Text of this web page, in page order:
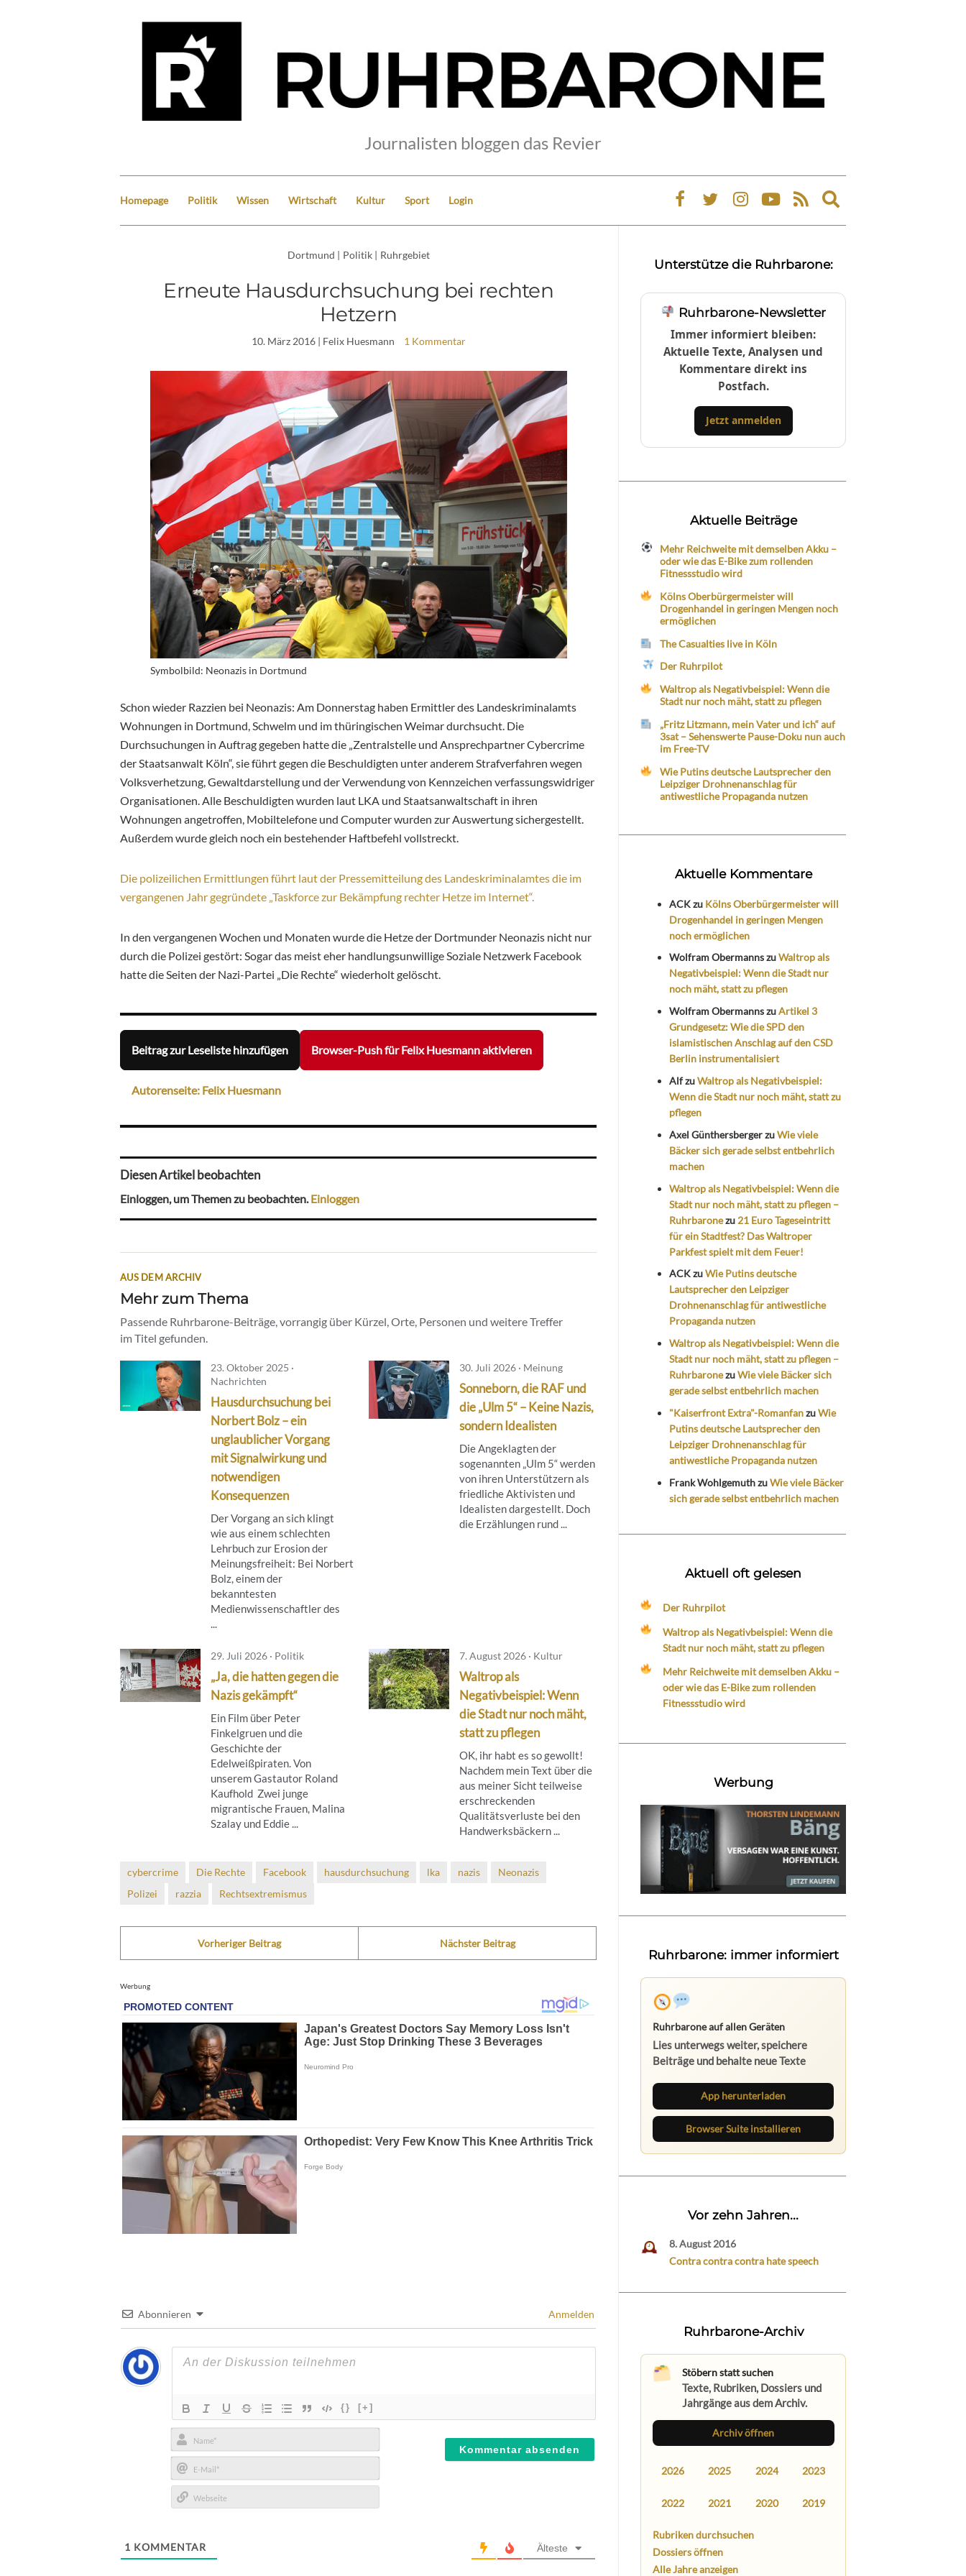
Journalisten bloggen das Revier
Homepage Politik Wissen Wirtschaft Kultur Sport Login
Expand
search
Dortmund | Politik | Ruhrgebiet
Erneute Hausdurchsuchung bei rechten
Hetzern
10. März 2016| Felix Huesmann 1 Kommentar
Symbolbild: Neonazis in Dortmund
Schon wieder Razzien bei Neonazis: Am Donnerstag haben Ermittler des Landeskriminalamts
Wohnungen in Dortmund, Schwelm und im thüringischen Weimar durchsucht. Die
Durchsuchungen in Auftrag gegeben hatte die „Zentralstelle und Ansprechpartner Cybercrime
der Staatsanwalt Köln“, sie führt gegen die Beschuldigten unter anderem Strafverfahren wegen
Volksverhetzung, Gewaltdarstellung und der Verwendung von Kennzeichen verfassungswidriger
Organisationen. Alle Beschuldigten wurden laut LKA und Staatsanwaltschaft in ihren
Wohnungen angetroffen, Mobiltelefone und Computer wurden zur Auswertung sichergestellt.
Außerdem wurde gleich noch ein bestehender Haftbefehl vollstreckt.
Die polizeilichen Ermittlungen führt laut der Pressemitteilung des Landeskriminalamtes die im
vergangenen Jahr gegründete „Taskforce zur Bekämpfung rechter Hetze im Internet“.
In den vergangenen Wochen und Monaten wurde die Hetze der Dortmunder Neonazis nicht nur
durch die Polizei gestört: Sogar das meist eher handlungsunwillige Soziale Netzwerk Facebook
hatte die Seiten der Nazi-Partei „Die Rechte“ wiederholt gelöscht.
Beitrag zur Leseliste hinzufügen Browser-Push für Felix Huesmann aktivieren
Autorenseite: Felix Huesmann
Diesen Artikel beobachten
Einloggen, um Themen zu beobachten.Einloggen
AUS DEM ARCHIV
Mehr zum Thema
Passende Ruhrbarone-Beiträge, vorrangig über Kürzel, Orte, Personen und weitere Treffer
im Titel gefunden.
23. Oktober 2025 ·
Nachrichten
Hausdurchsuchung bei
Norbert Bolz – ein
unglaublicher Vorgang
mit Signalwirkung und
notwendigen
Konsequenzen
Der Vorgang an sich klingt
wie aus einem schlechten
Lehrbuch zur Erosion der
Meinungsfreiheit: Bei Norbert
Bolz, einem der
bekanntesten
Medienwissenschaftler des
30. Juli 2026 · Meinung
Sonneborn, die RAF und
die „Ulm 5“ – Keine Nazis,
sondern Idealisten
Die Angeklagten der
sogenannten „Ulm 5“ werden
von ihren Unterstützern als
friedliche Aktivisten und
Idealisten dargestellt. Doch
die Erzählungen rund ...
29. Juli 2026 · Politik
„Ja, die hatten gegen die
Nazis gekämpft“
Ein Film über Peter
Finkelgruen und die
Geschichte der
Edelweißpiraten. Von
unserem Gastautor Roland
Kaufhold Zwei junge
migrantische Frauen, Malina
Szalay und Eddie ...
7. August 2026 · Kultur
Waltrop als
Negativbeispiel: Wenn
die Stadt nur noch mäht,
statt zu pflegen
OK, ihr habt es so gewollt!
Nachdem mein Text über die
aus meiner Sicht teilweise
erschreckenden
Qualitätsverluste bei den
Handwerksbäckern ...
cybercrime Die Rechte Facebook hausdurchsuchung lka nazis
Neonazis
Polizei
razzia Rechtsextremismus
Vorheriger Beitrag Nächster Beitrag
Werbung
Abonnieren Anmelden
{} [+]
Name*
E-
Mail*
1 KOMMENTAR Älteste
Unterstütze die Ruhrbarone:
Ruhrbarone-Newsletter
Immer informiert bleiben:
Aktuelle Texte, Analysen und
Kommentare direkt ins
Postfach.
Jetzt anmelden
Aktuelle Beiträge
Mehr Reichweite mit demselben Akku –
oder wie das E-Bike zum rollenden
Fitnessstudio wird
Kölns Oberbürgermeister will
Drogenhandel in geringen Mengen noch
ermöglichen
The Casualties live in Köln
Der Ruhrpilot
Waltrop als Negativbeispiel: Wenn die
Stadt nur noch mäht, statt zu pflegen
„Fritz Litzmann, mein Vater und ich“ auf
3sat – Sehenswerte Pause-Doku nun auch
im Free-TV
Wie Putins deutsche Lautsprecher den
Leipziger Drohnenanschlag für
antiwestliche Propaganda nutzen
Aktuelle Kommentare
ACKzu Kölns Oberbürgermeister will
Drogenhandel in geringen Mengen
noch ermöglichen
Wolfram ObermannszuWaltrop als
Negativbeispiel: Wenn die Stadt nur
noch mäht, statt zu pflegen
Wolfram ObermannszuArtikel 3
Grundgesetz: Wie die SPD den
islamistischen Anschlag auf den CSD
Berlin instrumentalisiert
AlfzuWaltrop als Negativbeispiel:
Wenn die Stadt nur noch mäht, statt zu
pflegen
Axel GünthersbergerzuWie viele
Bäcker sich gerade selbst entbehrlich
machen
Waltrop als Negativbeispiel: Wenn die
Stadt nur noch mäht, statt zu pflegen –
Ruhrbaronezu 21 Euro Tageseintritt
für ein Stadtfest? Das Waltroper
Parkfest spielt mit dem Feuer!
ACKzuWie Putins deutsche
Lautsprecher den Leipziger
Drohnenanschlag für antiwestliche
Propaganda nutzen
Waltrop als Negativbeispiel: Wenn die
Stadt nur noch mäht, statt zu pflegen –
RuhrbaronezuWie viele Bäcker sich
gerade selbst entbehrlich machen
"Kaiserfront Extra"-RomanfanzuWie
Putins deutsche Lautsprecher den
Leipziger Drohnenanschlag für
antiwestliche Propaganda nutzen
Frank WohlgemuthzuWie viele Bäcker
sich gerade selbst entbehrlich machen
Aktuell oft gelesen
Der Ruhrpilot
Waltrop als Negativbeispiel: Wenn die
Stadt nur noch mäht, statt zu pflegen
Mehr Reichweite mit demselben Akku –
oder wie das E-Bike zum rollenden
Fitnessstudio wird
Werbung
Ruhrbarone: immer informiert
Ruhrbarone auf allen Geräten
Lies unterwegs weiter, speichere
Beiträge und behalte neue Texte
App herunterladen
Browser Suite installieren
Vor zehn Jahren...
8. August 2016
Contra contra contra hate speech
Ruhrbarone-Archiv
Stöbern statt suchen
Texte, Rubriken, Dossiers und
Jahrgänge aus dem Archiv.
Archiv öffnen
2026 2025 2024 2023
2022 2021 2020 2019
Rubriken durchsuchen
Dossiers öffnen
Alle Jahre anzeigen